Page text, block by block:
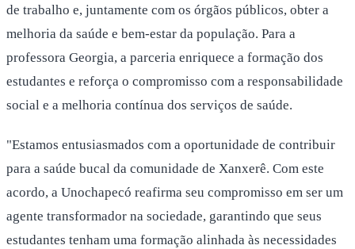
de trabalho e, juntamente com os órgãos públicos, obter a
melhoria da saúde e bem-estar da população. Para a
professora Georgia, a parceria enriquece a formação dos
estudantes e reforça o compromisso com a responsabilidade
social e a melhoria contínua dos serviços de saúde.
"Estamos entusiasmados com a oportunidade de contribuir
para a saúde bucal da comunidade de Xanxerê. Com este
acordo, a Unochapecó reafirma seu compromisso em ser um
agente transformador na sociedade, garantindo que seus
estudantes tenham uma formação alinhada às necessidades